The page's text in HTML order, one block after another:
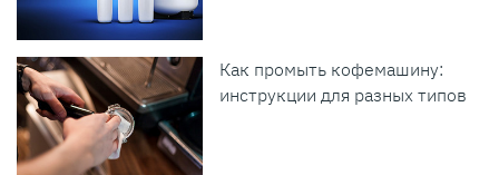
Как промыть кофемашину:
инструкции для разных типов